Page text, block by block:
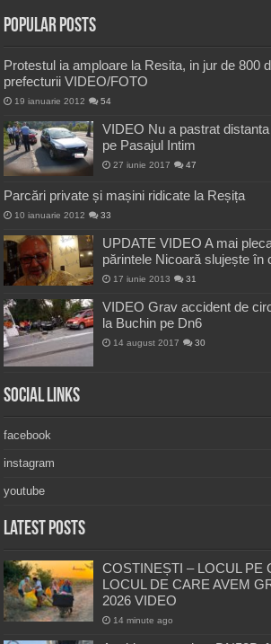
Popular Posts
Protestul ia amploare la Resita, in jur de 800
prefecturii VIDEO/FOTO
19 ianuarie 2012 54
VIDEO Nu a pastrat
pe Pasajul Intim
27 iunie 2017 47
Parcări private și mașini ridicate la Reșița
10 ianuarie 2012 33
UPDATE VIDEO A mai
părintele Nicoară slujește în
17 iunie 2013 31
VIDEO Grav accident de
la Buchin pe Dn6
14 august 2017 30
Social Links
facebook
instagram
youtube
Latest Posts
COSTINEȘTI – LOCUL PE
LOCUL DE CARE AVEM
2026 VIDEO
14 minute ago